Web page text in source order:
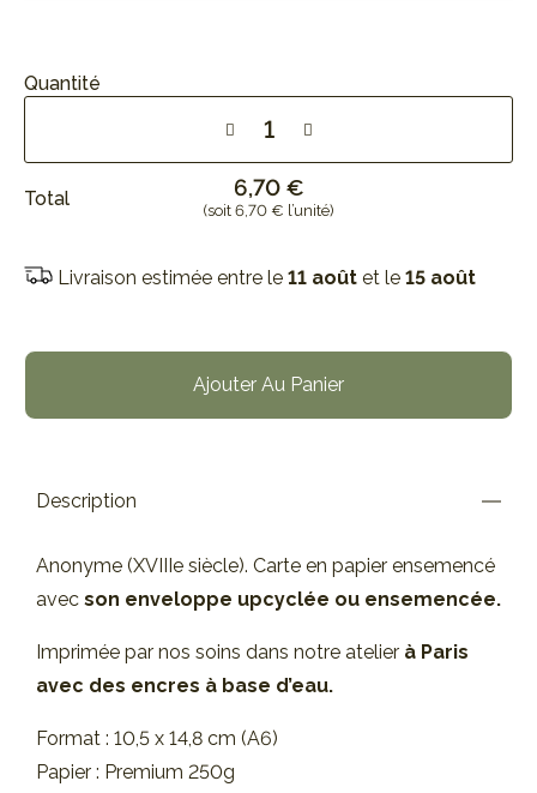
Quantité
Total 6,70 €
(soit 6,70 € l’unité)
Livraison estimée entre le 11 août et le 15 août
Ajouter Au Panier
Description
Anonyme (XVIIIe siècle). Carte en papier ensemencé
avec son enveloppe upcyclée ou ensemencée.
Imprimée par nos soins dans notre atelier à Paris
avec des encres à base d’eau.
Format : 10,5 x 14,8 cm (A6)
Papier : Premium 250g